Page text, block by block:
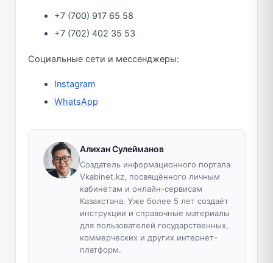
+7 (700) 917 65 58
+7 (702) 402 35 53
Социальные сети и мессенджеры:
Instagram
WhatsApp
Алихан Сулейманов
Создатель информационного портала
Vkabinet.kz, посвящённого личным
кабинетам и онлайн-сервисам
Казахстана. Уже более 5 лет создаёт
инструкции и справочные материалы
для пользователей государственных,
коммерческих и других интернет-
платформ.